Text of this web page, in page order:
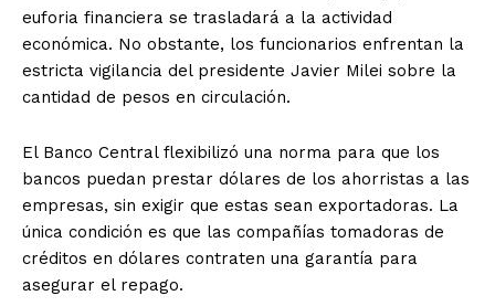
euforia financiera se trasladará a la actividad
económica. No obstante, los funcionarios enfrentan la
estricta vigilancia del presidente Javier Milei sobre la
cantidad de pesos en circulación.
El Banco Central flexibilizó una norma para que los
bancos puedan prestar dólares de los ahorristas a las
empresas, sin exigir que estas sean exportadoras. La
única condición es que las compañías tomadoras de
créditos en dólares contraten una garantía para
asegurar el repago.